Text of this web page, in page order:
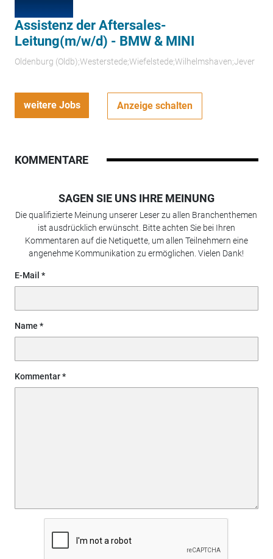
Assistenz der Aftersales-
Leitung(m/w/d) - BMW & MINI
Oldenburg (Oldb);Westerstede;Wiefelstede;Wilhelmshaven;Jever
weitere Jobs Anzeige schalten
KOMMENTARE
SAGEN SIE UNS IHRE MEINUNG
Die qualifizierte Meinung unserer Leser zu allen Branchenthemen
ist ausdrücklich erwünscht. Bitte achten Sie bei Ihren
Kommentaren auf die Netiquette, um allen Teilnehmern eine
angenehme Kommunikation zu ermöglichen. Vielen Dank!
E-Mail
Name
Kommentar